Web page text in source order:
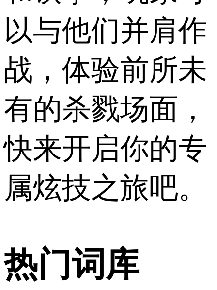
以与他们并肩作
战，体验前所未
有的杀戮场面，
快来开启你的专
属炫技之旅吧。
热门词库